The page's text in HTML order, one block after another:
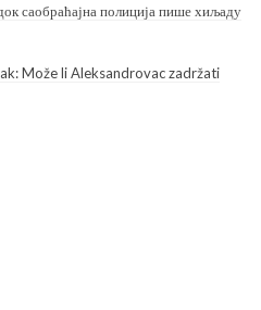
саобраћајна полиција пише хиљаду
Može li Aleksandrovac zadržati